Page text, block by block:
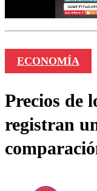
ECONOMÍA
Precios de
registran